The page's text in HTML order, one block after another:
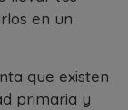
en un
que existen
primaria y